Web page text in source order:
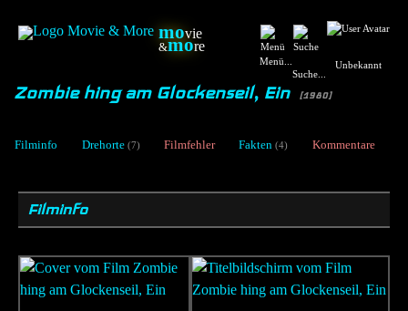
movie
&more
Menü...
Suche...
Unbekannt
Zombie hing am Glockenseil, Ein [1980]
Filminfo Drehorte (7) Filmfehler Fakten (4) Kommentare
Filminfo